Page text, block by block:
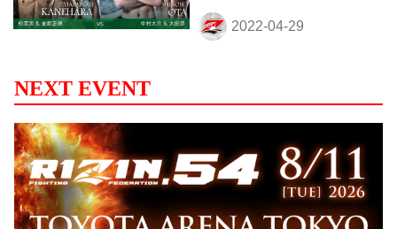
NEXT EVENT